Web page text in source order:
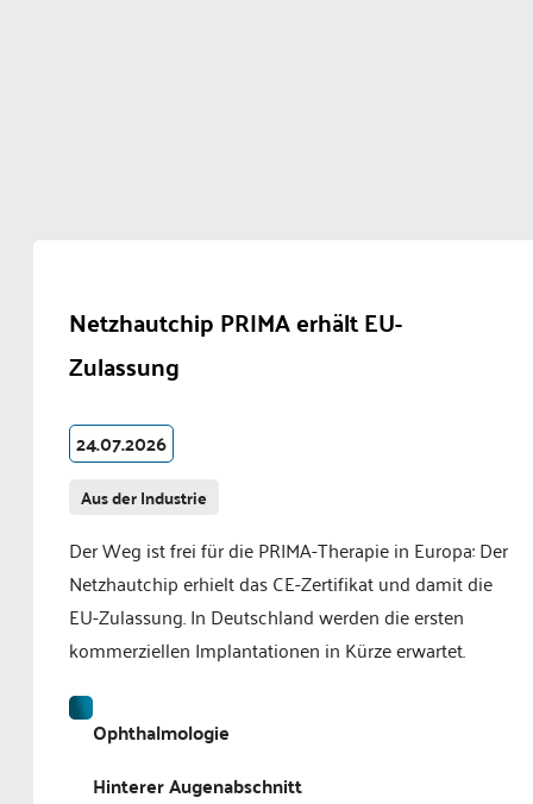
Netzhautchip PRIMA erhält EU-
Zulassung
24.07.2026
Aus der Industrie
Der Weg ist frei für die PRIMA-Therapie in Europa: Der
Netzhautchip erhielt das CE-Zertifikat und damit die
EU-Zulassung. In Deutschland werden die ersten
kommerziellen Implantationen in Kürze erwartet.
Ophthalmologie
Hinterer Augenabschnitt